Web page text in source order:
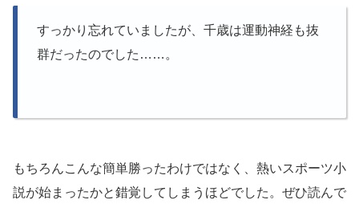
すっかり忘れていましたが、千歳は運動神経も抜
群だったのでした……。
もちろんこんな簡単勝ったわけではなく、熱いスポーツ小
説が始まったかと錯覚してしまうほどでした。ぜひ読んで